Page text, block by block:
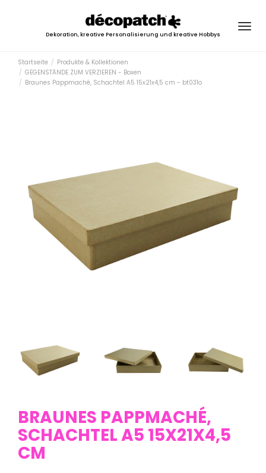
Dekoration, kreative Personalisierung und kreative Hobbys
Startseite
Produkte & Kollektionen
GEGENSTÄNDE ZUM VERZIEREN - Boxen
Braunes Pappmaché, Schachtel A5 15x21x4,5 cm - bt031o
BRAUNES PAPPMACHÉ,
SCHACHTEL A5 15X21X4,5
CM